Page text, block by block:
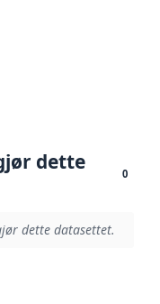
dette
0
dette datasettet.